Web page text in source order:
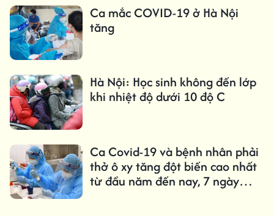
Ca mắc COVID-19 ở Hà Nội
tăng
Hà Nội: Học sinh không đến lớp
khi nhiệt độ dưới 10 độ C
Ca Covid-19 và bệnh nhân phải
thở ô xy tăng đột biến cao nhất
từ đầu năm đến nay, 7 ngày